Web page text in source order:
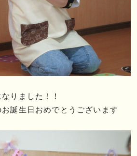
りました！！
誕生日おめでとうございます